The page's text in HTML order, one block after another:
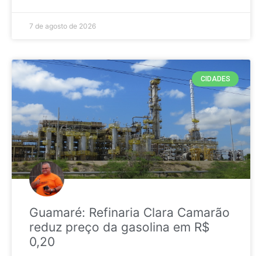
7 de agosto de 2026
CIDADES
Guamaré: Refinaria Clara Camarão
reduz preço da gasolina em R$
0,20